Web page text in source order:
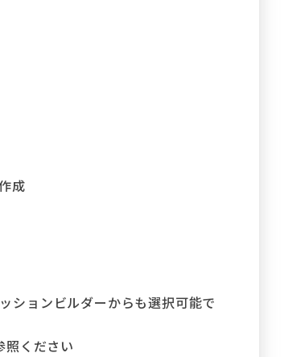
成
ションビルダーからも選択可能で
照ください